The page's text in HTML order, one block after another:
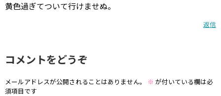
黄色過ぎてついて行けませぬ。
返信
コメントをどうぞ
メールアドレスが公開されることはありません。 ※ が付いている欄は必
須項目です